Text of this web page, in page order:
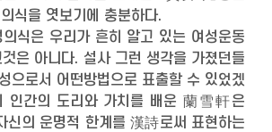
식을 엿보기에 충분하다.
식은 우리가 흔히 알고 있는 여성운동
은 아니다. 설사 그런 생각을 가졌던들
으로서 어떤방법으로 표출할 수 있었겠
인간의 도리와 가치를 배운 蘭雪軒은
신의 운명적 한계를 漢詩로써 표현하는